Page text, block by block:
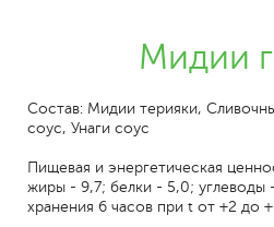
Мидии
Состав: Мидии терияки,
соус, Унаги соус
Пищевая и энергетическая
жиры - 9,7; белки - 5,0; углеводы
хранения 6 часов при t от +2 до